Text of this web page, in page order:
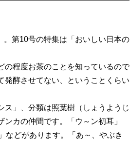
第10号の特集は「おいしい日本の
の程度お茶のことを知っているので
酵させてない、ということくらい
」、分類は照葉樹（しょうようじ
カの仲間です。「ウ～ン初耳」
どがあります。「あ～、やぶき